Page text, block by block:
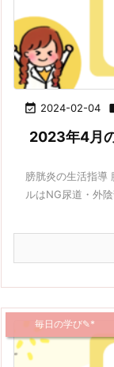
 2024-02-04
2023年4月
膀胱炎の生活指導
ルはNG尿道・外
毎日の学び✎*